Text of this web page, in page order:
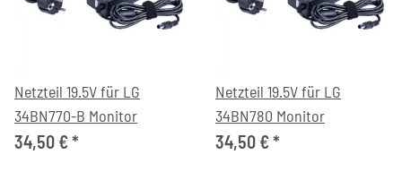
Netzteil 19.5V für LG
34BN770-B Monitor
34,50 €*
Netzteil 19.5V für LG
34BN780 Monitor
34,50 €*